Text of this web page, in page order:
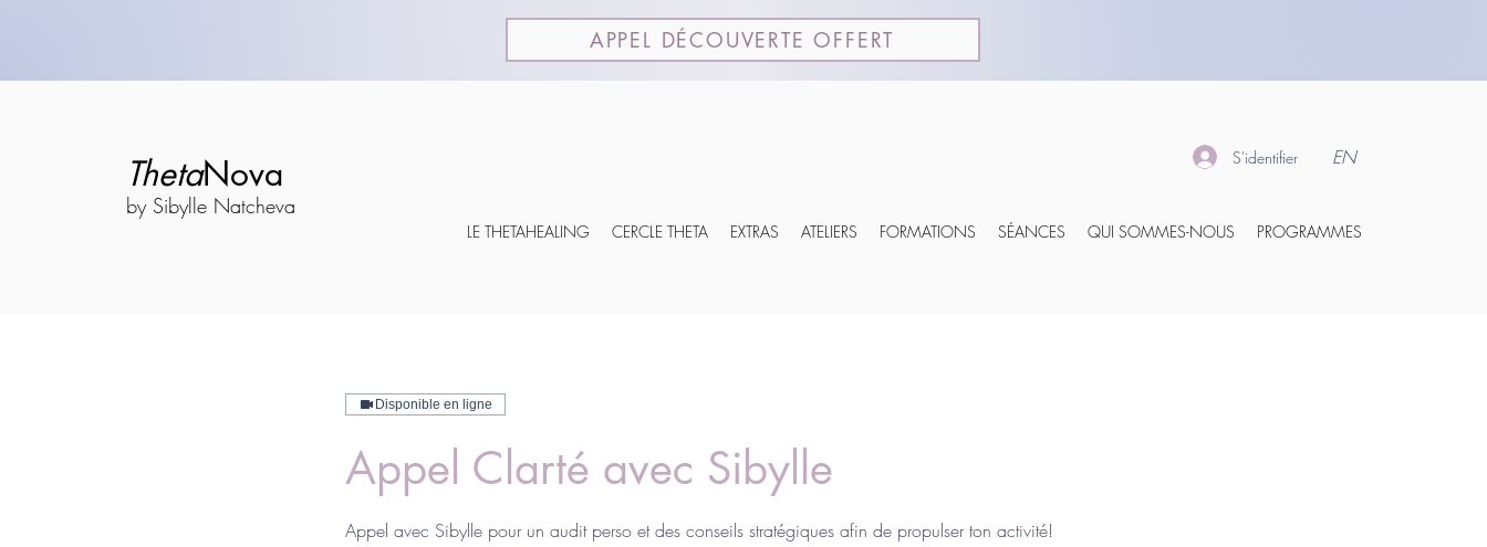
APPEL DÉCOUVERTE OFFERT
ThetaNova
by Sibylle Natcheva
S'identifier EN
LE THETAHEALING CERCLE THETA EXTRAS ATELIERS FORMATIONS SÉANCES QUI SOMMES-NOUS PROGRAMMES
Disponible en ligne
Appel Clarté avec Sibylle
Appel avec Sibylle pour un audit perso et des conseils stratégiques afin de propulser ton activité!